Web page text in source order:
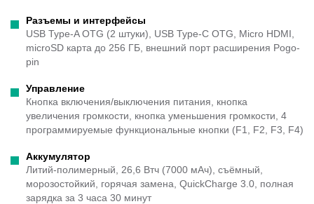
Разъемы и интерфейсы
USB Type-A OTG (2 штуки), USB Type-C OTG, Micro HDMI,
microSD карта до 256 ГБ, внешний порт расширения Pogo-
pin
Управление
Кнопка включения/выключения питания, кнопка
увеличения громкости, кнопка уменьшения громкости, 4
программируемые функциональные кнопки (F1, F2, F3, F4)
Аккумулятор
Литий-полимерный, 26,6 Втч (7000 мАч), съёмный,
морозостойкий, горячая замена, QuickCharge 3.0, полная
зарядка за 3 часа 30 минут